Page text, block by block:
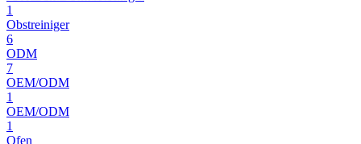
1
Obstreiniger
6
ODM
7
OEM/ODM
1
OEM/ODM
1
Ofen